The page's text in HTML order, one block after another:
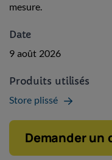
mesure.
Date
9 août 2026
Produits utilisés
Store plissé
Demander un